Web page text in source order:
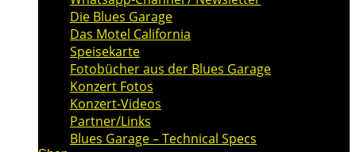
Die Blues Garage
Das Motel California
Speisekarte
Fotobücher aus der Blues Garage
Konzert Fotos
Konzert-Videos
Partner/Links
Blues Garage – Technical Specs